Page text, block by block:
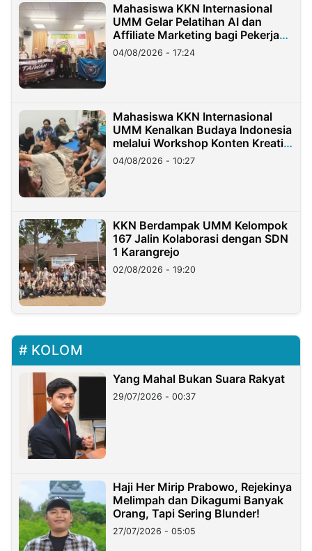
Mahasiswa KKN Internasional
UMM Gelar Pelatihan AI dan
Affiliate Marketing bagi Pekerja
Migran Indonesia di Taiwan
04/08/2026 - 17:24
Mahasiswa KKN Internasional
UMM Kenalkan Budaya Indonesia
melalui Workshop Konten Kreatif
di Taiwan
04/08/2026 - 10:27
KKN Berdampak UMM Kelompok
167 Jalin Kolaborasi dengan SDN
1 Karangrejo
02/08/2026 - 19:20
KOLOM
Yang Mahal Bukan Suara Rakyat
29/07/2026 - 00:37
Haji Her Mirip Prabowo, Rejekinya
Melimpah dan Dikagumi Banyak
Orang, Tapi Sering Blunder!
27/07/2026 - 05:05